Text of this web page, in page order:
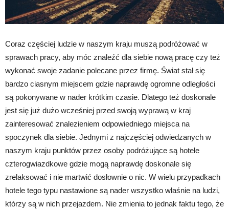
Coraz częściej ludzie w naszym kraju muszą podróżować w
sprawach pracy, aby móc znaleźć dla siebie nową pracę czy też
wykonać swoje zadanie polecane przez firmę. Świat stał się
bardzo ciasnym miejscem gdzie naprawdę ogromne odległości
są pokonywane w nader krótkim czasie. Dlatego też doskonale
jest się już dużo wcześniej przed swoją wyprawą w kraj
zainteresować znalezieniem odpowiedniego miejsca na
spoczynek dla siebie. Jednymi z najczęściej odwiedzanych w
naszym kraju punktów przez osoby podróżujące są hotele
czterogwiazdkowe gdzie mogą naprawdę doskonale się
zrelaksować i nie martwić dosłownie o nic. W wielu przypadkach
hotele tego typu nastawione są nader wszystko właśnie na ludzi,
którzy są w nich przejazdem. Nie zmienia to jednak faktu tego, że